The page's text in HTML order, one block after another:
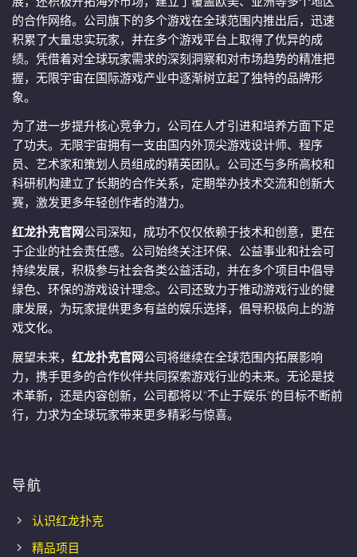
的合作网络。公司旗下的多个游戏在全球范围内推出后，迅速
积累了大量忠实玩家，并在多个游戏平台上取得了优异的成
绩。凭借着对全球玩家需求的深刻洞察和对市场趋势的精准把
握，无限宇宙在国际游戏产业中逐渐树立起了独特的品牌形
象。
为了进一步提升核心竞争力，公司在人才引进和培养方面下足
了功夫。无限宇宙拥有一支由国内外顶尖游戏设计师、程序
员、艺术家和策划人员组成的精英团队。公司还与多所高校和
科研机构建立了长期的合作关系，定期举办技术交流和创新大
赛，激发更多年轻创作者的潜力。
红龙扑克官网公司深知，成功不仅仅依赖于技术和创意，更在
于企业的社会责任感。公司始终关注环保、公益事业和社会可
持续发展，积极参与社会各类公益活动，并在多个项目中倡导
绿色、环保的游戏设计理念。公司还致力于推动游戏行业的健
康发展，为玩家提供更多有益的娱乐选择，倡导积极向上的游
戏文化。
展望未来， 红龙扑克官网公司将继续在全球范围内拓展影响
力，携手更多的合作伙伴共同探索游戏行业的未来。无论是技
术革新，还是内容创新，公司都将以“不止于娱乐”的目标不断前
行，力求为全球玩家带来更多精彩与惊喜。
导航
认识红龙扑克
精品项目